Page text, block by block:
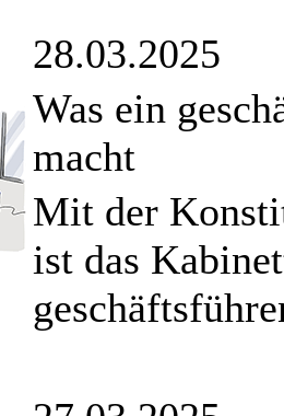
28.03.2025
Was ein
macht
Mit der
ist das